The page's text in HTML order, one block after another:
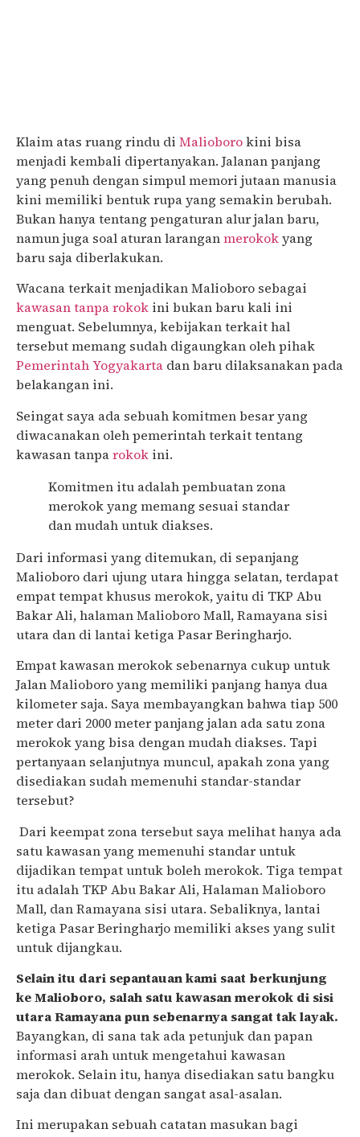
Klaim atas ruang rindu di Malioborokini bisa
menjadi kembali dipertanyakan. Jalanan panjang
yang penuh dengan simpul memori jutaan manusia
kini memiliki bentuk rupa yang semakin berubah.
Bukan hanya tentang pengaturan alur jalan baru,
namun juga soal aturan laranganmerokokyang
baru saja diberlakukan.
Wacana terkait menjadikan Malioboro sebagai
kawasan tanpa rokok ini bukan baru kali ini
menguat. Sebelumnya, kebijakan terkait hal
tersebut memang sudah digaungkan oleh pihak
Pemerintah Yogyakarta dan baru dilaksanakan pada
belakangan ini.
Seingat saya ada sebuah komitmen besar yang
diwacanakan oleh pemerintah terkait tentang
kawasan tanparokok ini.
Komitmen itu adalah pembuatan zona
merokok yang memang sesuai standar
dan mudah untuk diakses.
Dari informasi yang ditemukan, di sepanjang
Malioboro dari ujung utara hingga selatan, terdapat
empat tempat khusus merokok, yaitu di TKP Abu
Bakar Ali, halaman Malioboro Mall, Ramayana sisi
utara dan di lantai ketiga Pasar Beringharjo.
Empat kawasan merokok sebenarnya cukup untuk
Jalan Malioboro yang memiliki panjang hanya dua
kilometer saja. Saya membayangkan bahwa tiap 500
meter dari 2000 meter panjang jalan ada satu zona
merokok yang bisa dengan mudah diakses. Tapi
pertanyaan selanjutnya muncul, apakah zona yang
disediakan sudah memenuhi standar-standar
tersebut?
Dari keempat zona tersebut saya melihat hanya ada
satu kawasan yang memenuhi standar untuk
dijadikan tempat untuk boleh merokok. Tiga tempat
itu adalah TKP Abu Bakar Ali, Halaman Malioboro
Mall, dan Ramayana sisi utara. Sebaliknya, lantai
ketiga Pasar Beringharjo memiliki akses yang sulit
untuk dijangkau.
Selain itu dari sepantauan kami saat berkunjung
ke Malioboro, salah satu kawasan merokok di sisi
utara Ramayana pun sebenarnya sangat tak layak.
Bayangkan, di sana tak ada petunjuk dan papan
informasi arah untuk mengetahui kawasan
merokok. Selain itu, hanya disediakan satu bangku
saja dan dibuat dengan sangat asal-asalan.
Ini merupakan sebuah catatan masukan bagi